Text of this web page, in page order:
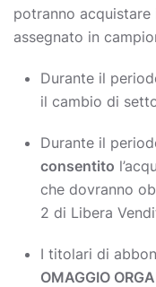
potranno
assegnato in
Durante il
il cambio di
Durante il
consentito
che dovranno
2 di Libera
I titolari di
OMAGGIO